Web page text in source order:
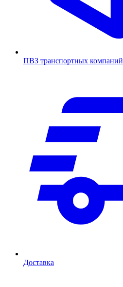
ПВЗ транспортных компаний
Доставка